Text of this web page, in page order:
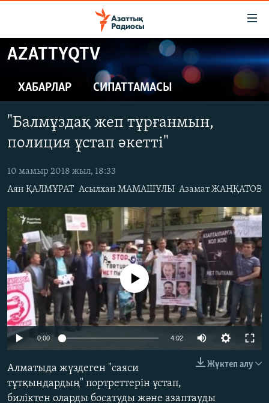
Skip
to
content
main
Skip
ЖАҢАЛЫҚТАР
САЯСАТ
ҚАҢТАР ОҚИҒАСЫ
АДАМ ҚҰҚЫҚТАРЫ
ӘЛЕУМЕТ
ӘЛЕМ
АРНАЙЫ ЖОБАЛАР
Русский
ЖАЗЫЛЫҢЫЗ
Басқа тілдерде
AZATTYQTV
ХАБАРЛАР СИПАТТАМАСЫ
"Балмұздақ жеп тұрғанмын,
полиция ұстап әкетті"
10 мамыр 2018 жыл, 18:33
Аян ҚАЛМҰРАТ Асылхан МАМАШҰЛЫ Азамат ЖАҢҚАТОВ
No media source currently available
0:00 4:02
Жүктеп алу
Алматыда жүздеген "саяси
тұтқындардың" портреттерін ұстап,
биліктен оларды босатуды және азаптауды